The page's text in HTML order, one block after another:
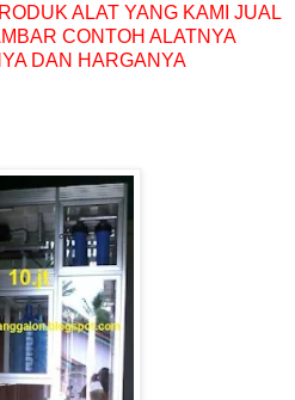
ALAT YANG KAMI JUAL
CONTOH ALATNYA
DAN HARGANYA